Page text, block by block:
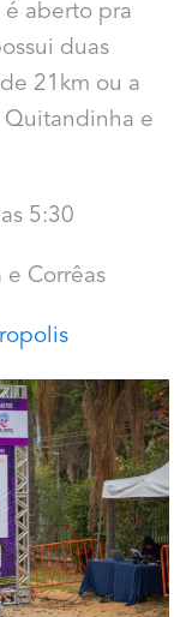
é aberto pra
duas
21km ou a
Quitandinha e
5:30
Corrêas